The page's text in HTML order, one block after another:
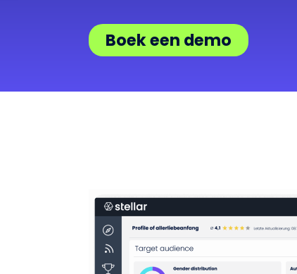
Boek een demo